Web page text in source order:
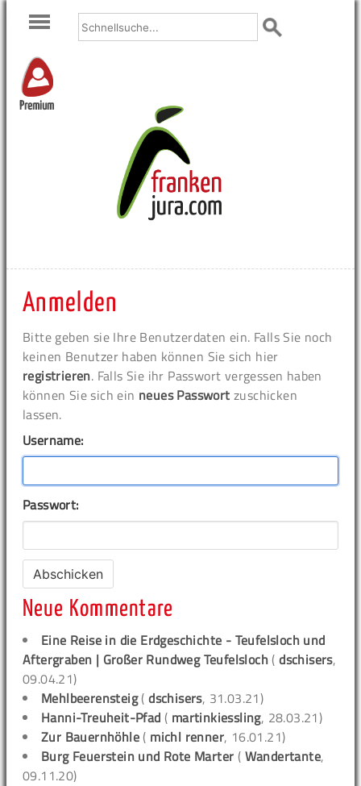
Premium
Anmelden
Bitte geben sie Ihre Benutzerdaten ein. Falls Sie noch
keinen Benutzer haben können Sie sich hier
registrieren. Falls Sie ihr Passwort vergessen haben
können Sie sich ein neues Passwort zuschicken
lassen.
Username:
Passwort:
Neue Kommentare
Eine Reise in die Erdgeschichte - Teufelsloch und
Aftergraben | Großer Rundweg Teufelsloch (dschisers,
09.04.21)
Mehlbeerensteig(dschisers, 31.03.21)
Hanni-Treuheit-Pfad ( martinkiessling, 28.03.21)
Zur Bauernhöhle ( michl renner, 16.01.21)
Burg Feuerstein und Rote Marter ( Wandertante,
09.11.20)